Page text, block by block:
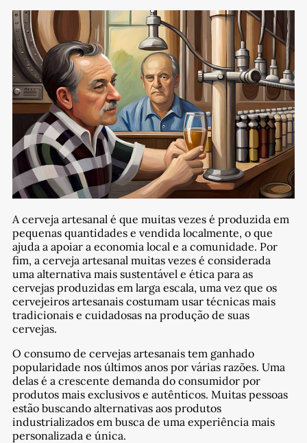
A cerveja artesanal é que muitas vezes é produzida em
pequenas quantidades e vendida localmente, o que
ajuda a apoiar a economia local e a comunidade. Por
fim, a cerveja artesanal muitas vezes é considerada
uma alternativa mais sustentável e ética para as
cervejas produzidas em larga escala, uma vez que os
cervejeiros artesanais costumam usar técnicas mais
tradicionais e cuidadosas na produção de suas
cervejas.
O consumo de cervejas artesanais tem ganhado
popularidade nos últimos anos por várias razões. Uma
delas é a crescente demanda do consumidor por
produtos mais exclusivos e autênticos. Muitas pessoas
estão buscando alternativas aos produtos
industrializados em busca de uma experiência mais
personalizada e única.